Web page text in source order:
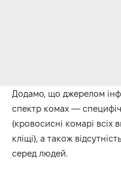
Додамо, що джерелом
спектр комах —
(кровосисні комарі всіх
кліщі), а також
серед людей.